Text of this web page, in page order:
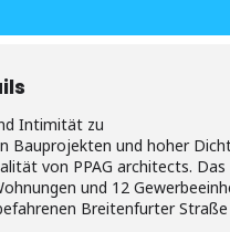
Intimität zu
Bauprojekten und hoher
von PPAG architects.
und 12
Breitenfurter